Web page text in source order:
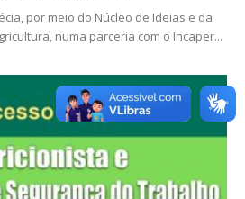
por meio do Núcleo de Ideias e da
numa parceria com o Incaper...